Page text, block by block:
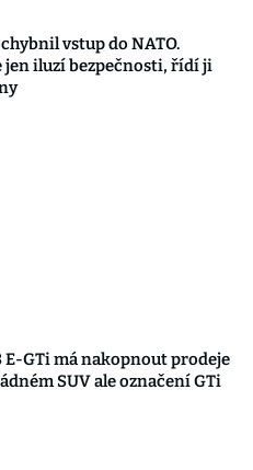
vstup do NATO.
jen iluzí bezpečnosti, řídí ji
E-GTi má nakopnout prodeje
SUV ale označení GTi